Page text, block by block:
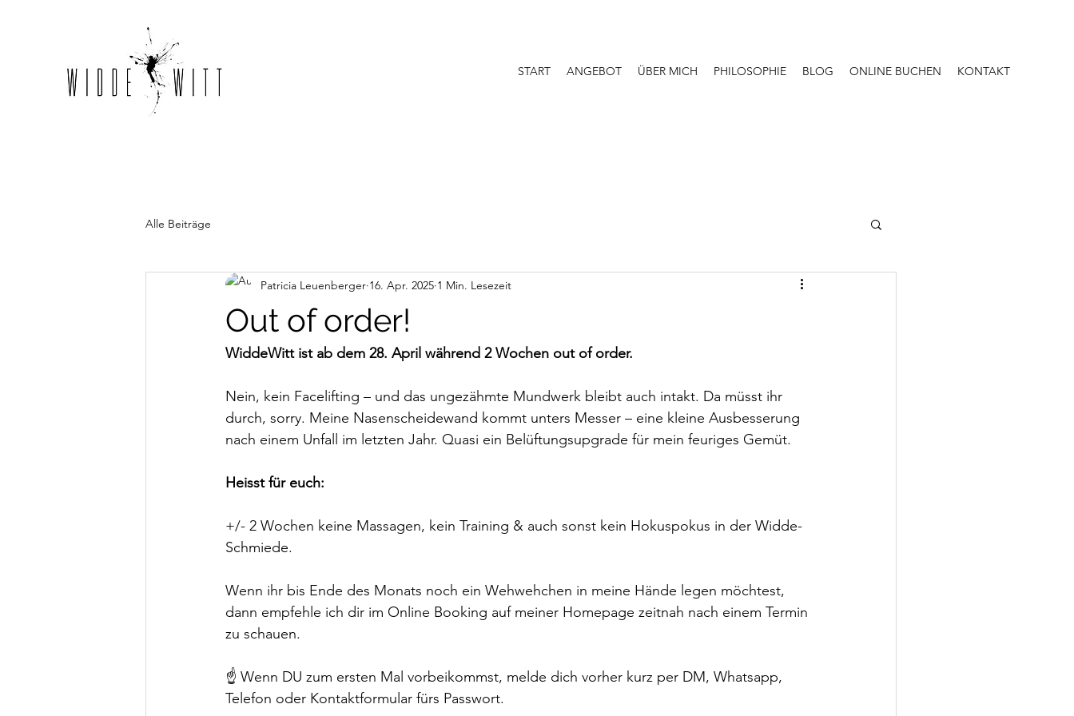
START ANGEBOT ÜBER MICH PHILOSOPHIE BLOG ONLINE BUCHEN KONTAKT
Alle Beiträge
Out of order!
Patricia Leuenberger 16. Apr. 2025 1 Min. Lesezeit
WiddeWitt ist ab dem 28. April während 2 Wochen out of order.
Nein, kein Facelifting – und das ungezähmte Mundwerk bleibt auch intakt. Da müsst ihr
durch, sorry. Meine Nasenscheidewand kommt unters Messer – eine kleine Ausbesserung
nach einem Unfall im letzten Jahr. Quasi ein Belüftungsupgrade für mein feuriges Gemüt.
Heisst für euch:
+/- 2 Wochen keine Massagen, kein Training & auch sonst kein Hokuspokus in der Widde-
Schmiede.
Wenn ihr bis Ende des Monats noch ein Wehwehchen in meine Hände legen möchtest,
dann empfehle ich dir im Online Booking auf meiner Homepage zeitnah nach einem Termin
zu schauen.
☝️ Wenn DU zum ersten Mal vorbeikommst, melde dich vorher kurz per DM, Whatsapp,
Telefon oder Kontaktformular fürs Passwort.